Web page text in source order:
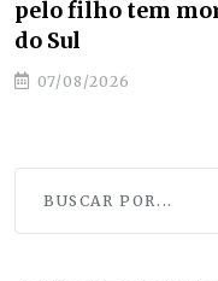
filho tem morte
08/2026